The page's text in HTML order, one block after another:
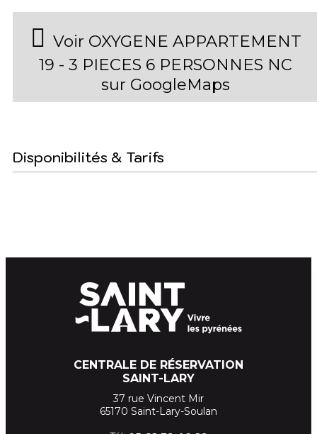
Voir OXYGENE APPARTEMENT
19 - 3 PIECES 6 PERSONNES NC
sur GoogleMaps
Disponibilités & Tarifs
CENTRALE DE RÉSERVATION
SAINT-LARY
37 rue Vincent Mir
65170 Saint-Lary-Soulan